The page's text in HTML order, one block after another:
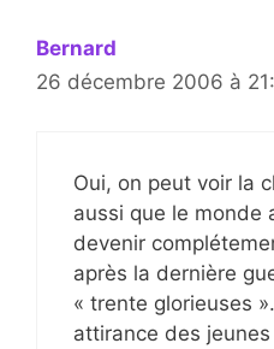
Bernard
26 décembre 2006 à
Oui, on peut voir la
aussi que le monde
devenir
après la dernière
« trente glorieuses
attirance des